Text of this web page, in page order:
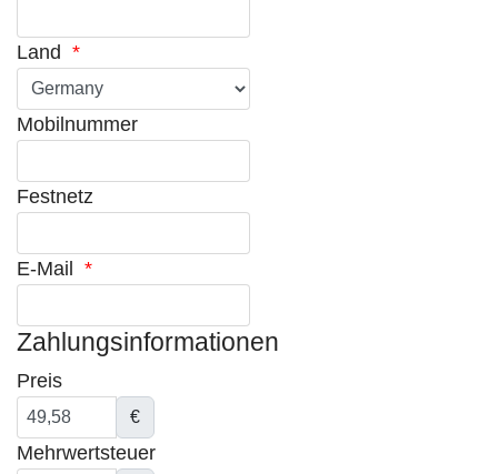
Land *
Mobilnummer
Festnetz
E-Mail *
Zahlungsinformationen
Preis
€
Mehrwertsteuer